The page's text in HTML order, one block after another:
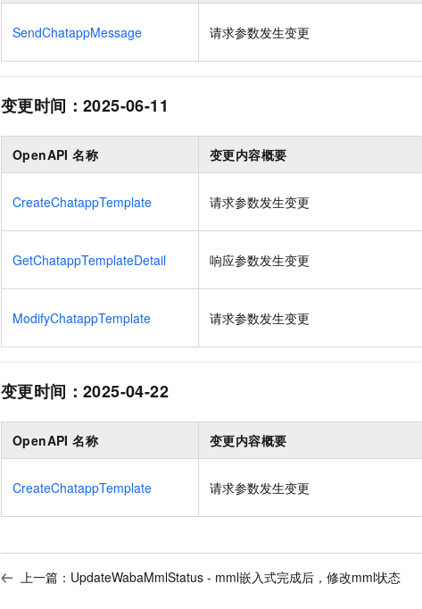
SendChatappMessage 请求参数发生变更
变更时间： 2025-06-11
OpenAPI 名称 变更内容概要
CreateChatappTemplate 请求参数发生变更
GetChatappTemplateDetail 响应参数发生变更
ModifyChatappTemplate 请求参数发生变更
变更时间： 2025-04-22
OpenAPI 名称 变更内容概要
CreateChatappTemplate 请求参数发生变更
上一篇： UpdateWabaMmlStatus - mml嵌入式完成后，修改mml状态